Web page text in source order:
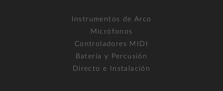
Instrumentos de Arco
Micrófonos
Controladores MIDI
Batería y Percusión
Directo e Instalación